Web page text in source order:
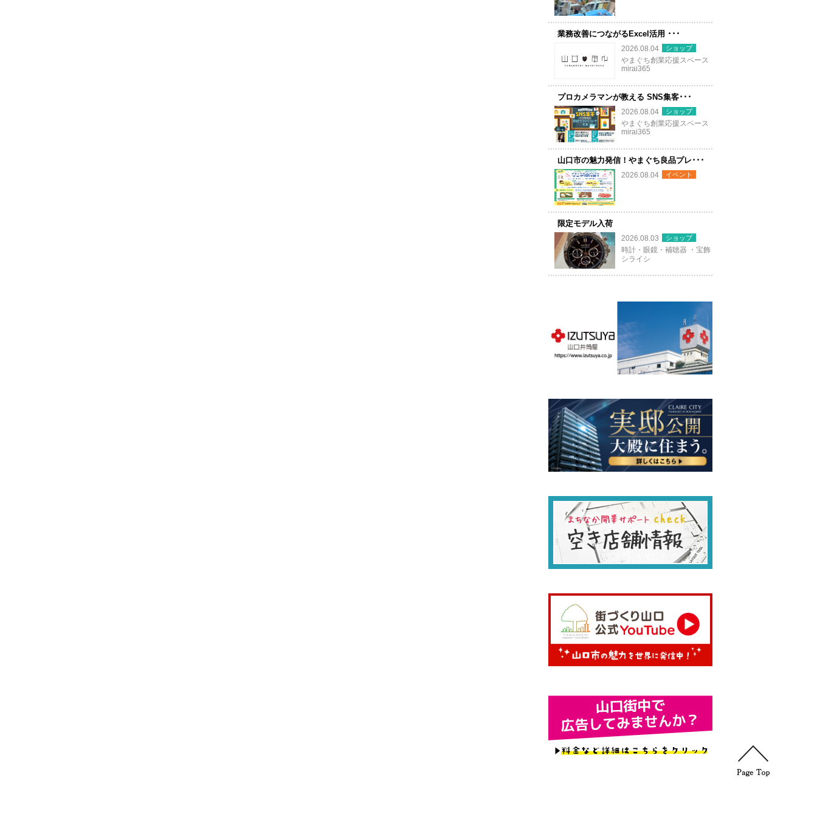
業務改善につながるExcel活用 ･･･
2026.08.04
ショップ
やまぐち創業応援スペース
mirai365
プロカメラマンが教える SNS集客･･･
2026.08.04
ショップ
やまぐち創業応援スペース
mirai365
山口市の魅力発信！やまぐち良品プレ･･･
2026.08.04 イベント
限定モデル入荷
2026.08.03
ショップ
時計・眼鏡・補聴器 ・宝飾
シライシ